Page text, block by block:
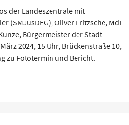
der Landeszentrale mit
(SMJusDEG), Oliver Fritzsche, MdL
Bürgermeister der Stadt
2024, 15 Uhr, Brückenstraße 10,
zu Fototermin und Bericht.